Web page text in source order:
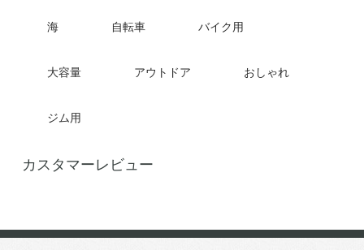
海 自転車 バイク用
大容量 アウトドア おしゃれ
ジム用
カスタマーレビュー